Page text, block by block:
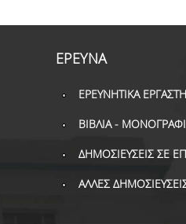
ΕΡΕΥΝΑ
ΕΡΕΥΝΗΤΙΚΑ
ΒΙΒΛΙΑ -
ΔΗΜΟΣΙΕΥΣΕΙΣ ΣΕ
ΑΛΛΕΣ